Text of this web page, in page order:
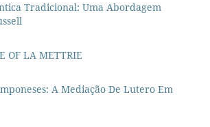
Tradicional: Uma Abordagem
OF LA METTRIE
A Mediação De Lutero Em